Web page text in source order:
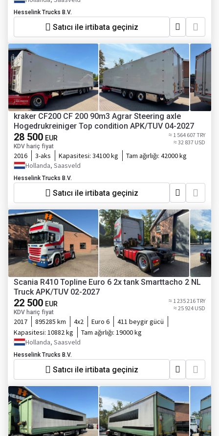
Hesselink Trucks B.V.
Satıcı ile irtibata geçiniz
kraker CF200 CF 200 90m3 Agrar Steering axle
Hogedrukreiniger Top condition APK/TUV 04-2027
28 500 EUR
KDV hariç fiyat
≈ 1 564 607 TRY
≈ 32 837 USD
2016 3-aks Kapasitesi: 34100 kg Tam ağırlığı: 42000 kg
Hollanda, Saasveld
Hesselink Trucks B.V.
Satıcı ile irtibata geçiniz
Scania R410 Topline Euro 6 2x tank Smarttacho 2 NL
Truck APK/TUV 02-2027
22 500 EUR
KDV hariç fiyat
≈ 1 235 216 TRY
≈ 25 924 USD
2017 895285 km 4x2 Euro 6
411 beygir gücü
Kapasitesi: 10882 kg Tam ağırlığı: 19000 kg
Hollanda, Saasveld
Hesselink Trucks B.V.
Satıcı ile irtibata geçiniz